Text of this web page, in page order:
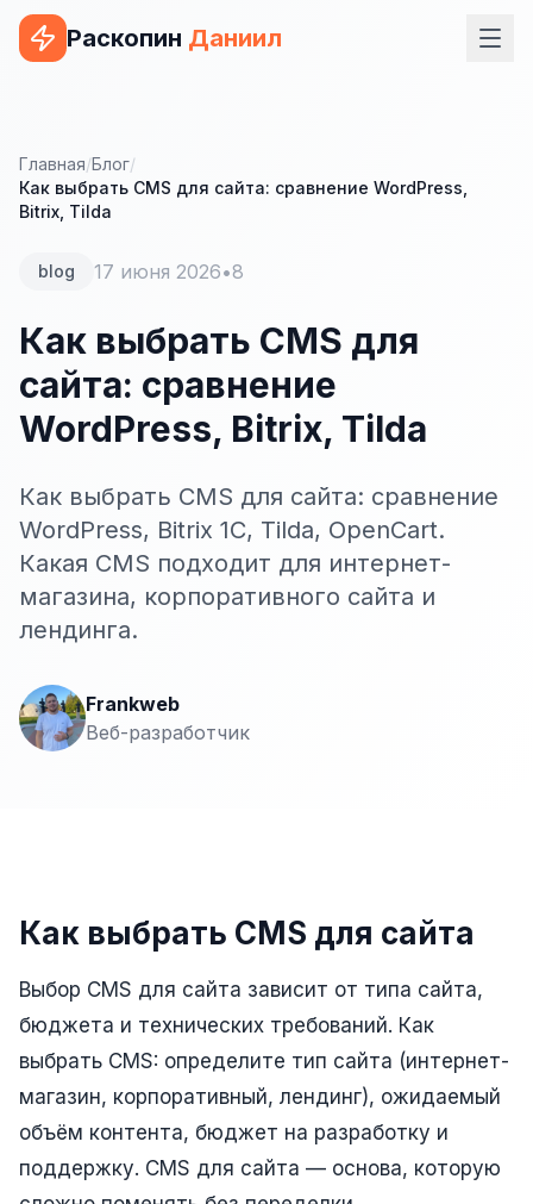
Раскопин Даниил
ВЕБ-РАЗРАБОТКА
Сайт на 1С-Битрикс
Сайт на OpenCart
Сайт на Bitrix24
Сайт на ModX
Сайт на Joomla
Сайт на Laravel
+ ещё 19 услуг
КОНТЕКСТНАЯ РЕКЛАМА
Яндекс.Директ
Яндекс.Маркет
ТАРГЕТИРОВАННАЯ РЕКЛАМА
Реклама в VK
Реклама в Telegram
Реклама в Facebook
Главная/Блог/
Как выбрать CMS для сайта: сравнение WordPress,
Bitrix, Tilda
blog 17 июня 2026•8
Как выбрать CMS для
сайта: сравнение
WordPress, Bitrix, Tilda
Как выбрать CMS для сайта: сравнение
WordPress, Bitrix 1C, Tilda, OpenCart.
Какая CMS подходит для интернет-
магазина, корпоративного сайта и
лендинга.
Frankweb
Веб-разработчик
Как выбрать CMS для сайта
Выбор CMS для сайта зависит от типа сайта,
бюджета и технических требований. Как
выбрать CMS: определите тип сайта (интернет-
магазин, корпоративный, лендинг), ожидаемый
объём контента, бюджет на разработку и
поддержку. CMS для сайта — основа, которую